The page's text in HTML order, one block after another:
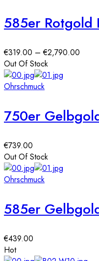
585er Rotgold
€319.00 –€2,790.00
Out Of Stock
Ohrschmuck
750er
€739.00
Out Of Stock
Ohrschmuck
585er
€439.00
Hot